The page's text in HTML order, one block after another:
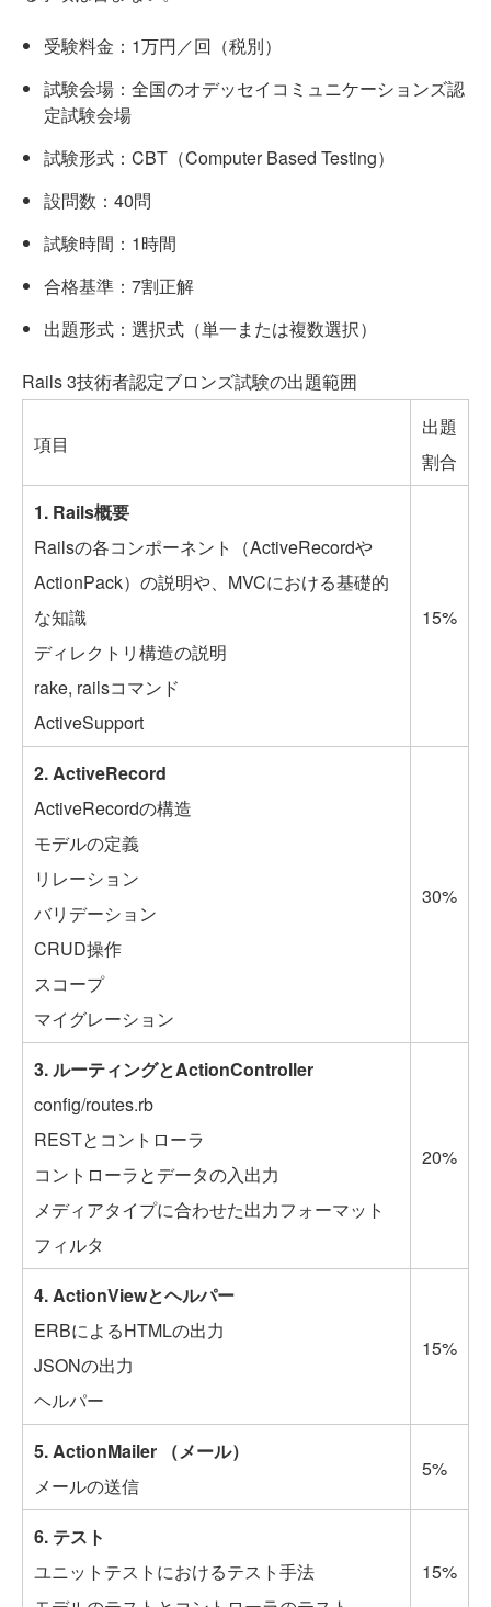
受験料金：1万円／回（税別）
試験会場：全国のオデッセイコミュニケーションズ認
定試験会場
試験形式：CBT（Computer Based Testing）
設問数：40問
試験時間：1時間
合格基準：7割正解
出題形式：選択式（単一または複数選択）
Rails 3技術者認定ブロンズ試験の出題範囲
項目
出題
割合
1. Rails概要
Railsの各コンポーネント（ActiveRecordや
ActionPack）の説明や、MVCにおける基礎的
な知識
ディレクトリ構造の説明
rake, railsコマンド
ActiveSupport
15%
2. ActiveRecord
ActiveRecordの構造
モデルの定義
リレーション
バリデーション
CRUD操作
スコープ
マイグレーション
30%
3. ルーティングとActionController
config/routes.rb
RESTとコントローラ
コントローラとデータの入出力
メディアタイプに合わせた出力フォーマット
フィルタ
20%
4. ActionViewとヘルパー
ERBによるHTMLの出力
JSONの出力
ヘルパー
15%
5. ActionMailer （メール）
メールの送信
5%
6. テスト
ユニットテストにおけるテスト手法
15%